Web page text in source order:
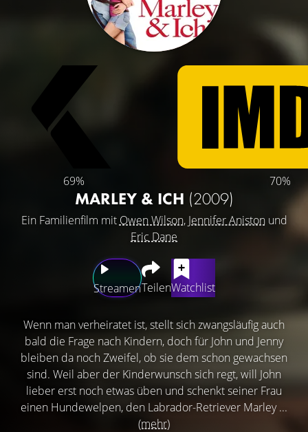
69% 70%
MARLEY & ICH (2009)
Ein Familienfilm mit Owen Wilson, Jennifer Anistonund
Eric Dane
StreamenTeilenWatchlist
Wenn man verheiratet ist, stellt sich zwangsläufig auch
bald die Frage nach Kindern, doch für John und Jenny
bleiben da noch Zweifel, ob sie dem schon gewachsen
sind. Weil aber der Kinderwunsch sich regt, will John
lieber erst noch etwas üben und schenkt seiner Frau
einen Hundewelpen, den Labrador-Retriever Marley ...
(mehr)